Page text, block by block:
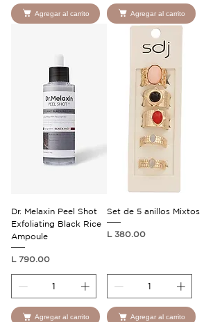
Agregar al carrito Agregar al carrito
Dr. Melaxin Peel Shot
Exfoliating Black Rice
Ampoule
Precio
L 790.00
Agregar al carrito
Set de 5 anillos Mixtos
Precio
L 380.00
Agregar al carrito